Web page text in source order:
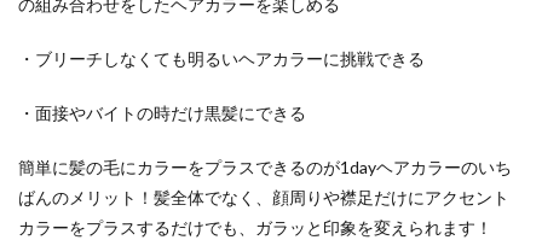
の組み合わせをしたヘアカラーを楽しめる
・ブリーチしなくても明るいヘアカラーに挑戦できる
・面接やバイトの時だけ黒髪にできる
簡単に髪の毛にカラーをプラスできるのが1dayヘアカラーのいち
ばんのメリット！髪全体でなく、顔周りや襟足だけにアクセント
カラーをプラスするだけでも、ガラッと印象を変えられます！